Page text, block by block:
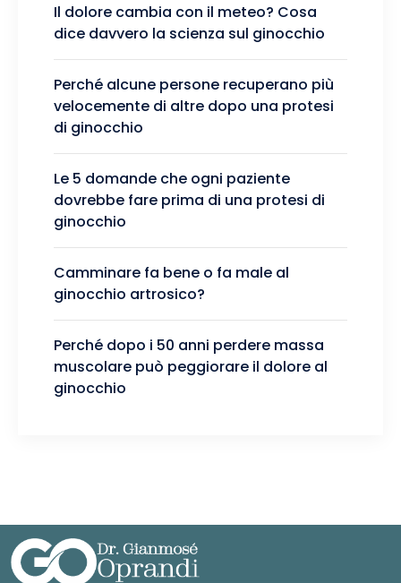
Il dolore cambia con il meteo? Cosa
dice davvero la scienza sul ginocchio
Perché alcune persone recuperano più
velocemente di altre dopo una protesi
di ginocchio
Le 5 domande che ogni paziente
dovrebbe fare prima di una protesi di
ginocchio
Camminare fa bene o fa male al
ginocchio artrosico?
Perché dopo i 50 anni perdere massa
muscolare può peggiorare il dolore al
ginocchio